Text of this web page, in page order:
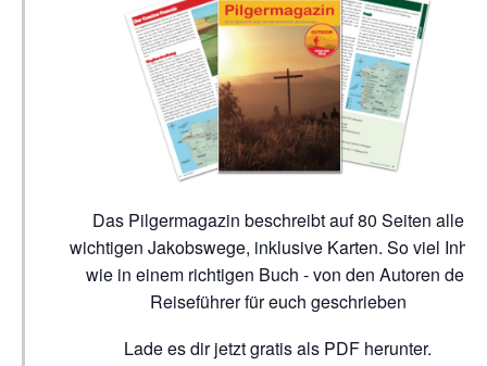
Das Pilgermagazin beschreibt auf 80 Seiten alle
wichtigen Jakobswege, inklusive Karten. So viel Inhalt
wie in einem richtigen Buch - von den Autoren der
Reiseführer für euch geschrieben
Lade es dir jetzt gratis als PDF herunter.